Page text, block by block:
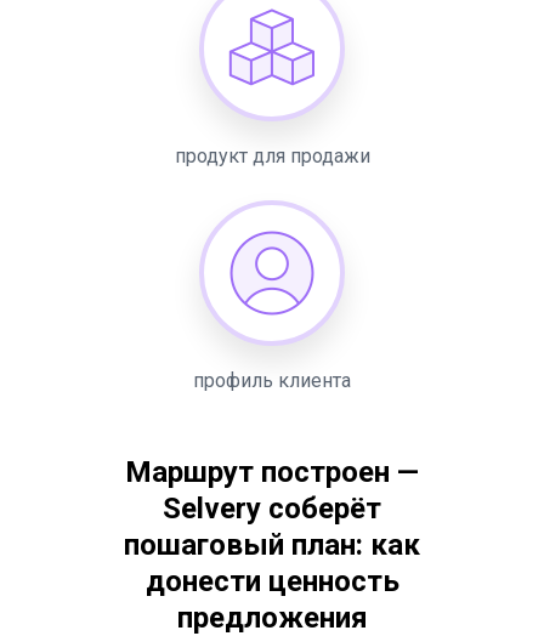
продукт для продажи
профиль клиента
Маршрут построен —
Selvery соберёт
пошаговый план: как
донести ценность
предложения